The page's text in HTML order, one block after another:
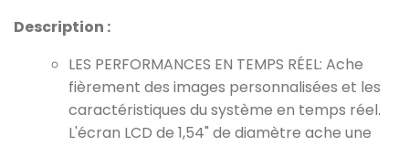
Description :
LES PERFORMANCES EN TEMPS RÉEL: Ache
fièrement des images personnalisées et les
caractéristiques du système en temps réel.
L'écran LCD de 1,54" de diamètre ache une